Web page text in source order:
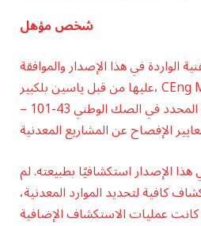
شخص مؤهل
الواردة في هذا الإصدار والموافقة
عليها من قبل ياسين بلكبير، CEng MIMMM، مدير Stellar
وشخص مؤهل على النحو المحدد في الصك الوطني 43-101 –
الإصدار استكشافيًا بطبيعته. لم
كافية لتحديد الموارد المعدنية،
كانت عمليات الاستكشاف الإضافية